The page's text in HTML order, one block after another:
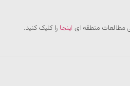
مطالعات منطقه ای اینجا را کلیک کنید.